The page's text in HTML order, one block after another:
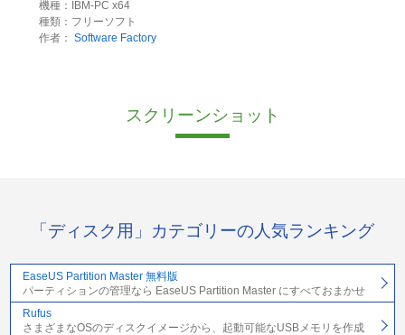
機種：IBM-PC x64
種類：フリーソフト
作者： Software Factory
スクリーンショット
「ディスク用」カテゴリーの人気ランキング
EaseUS Partition Master 無料版
パーティションの管理なら EaseUS Partition Master にすべておまかせ
Rufus
さまざまなOSのディスクイメージから、起動可能なUSBメモリを作成